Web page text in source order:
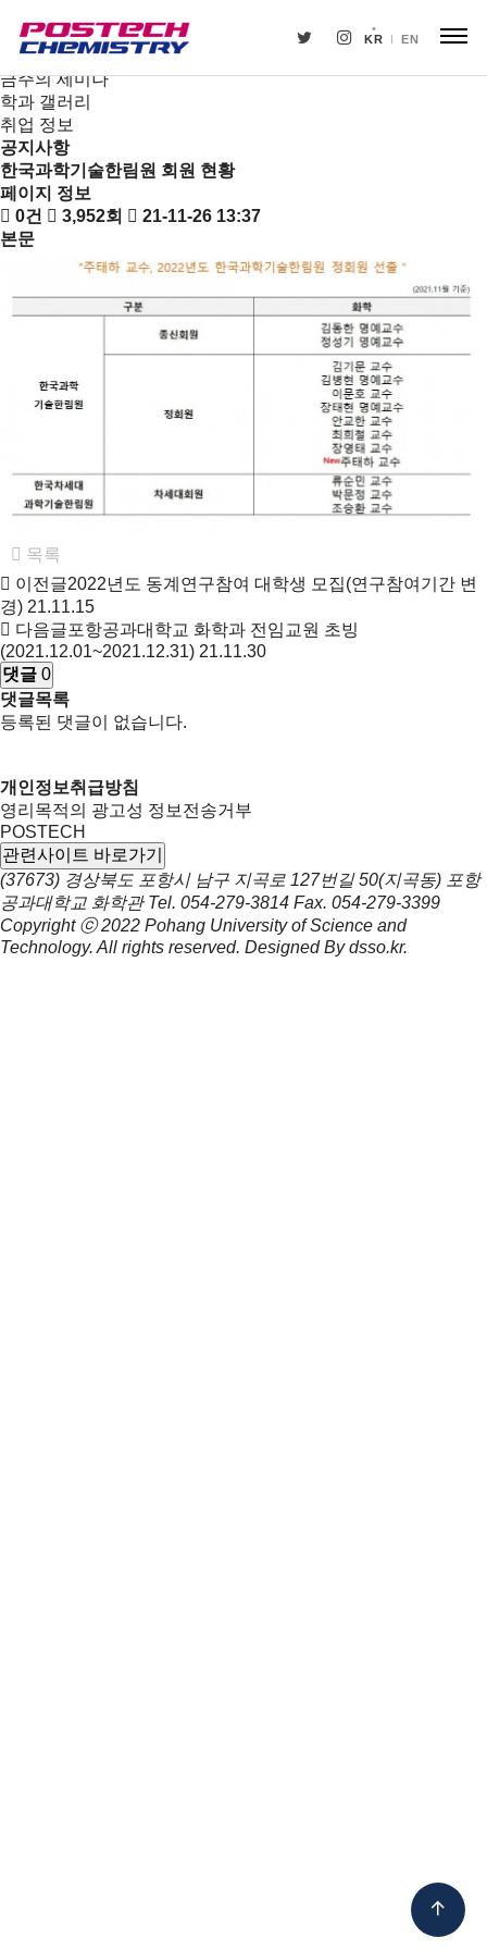
KR EN
뉴스
공지사항
금주의 세미나
학과 갤러리
취업 정보
공지사항
한국과학기술한림원 회원 현황
페이지 정보
0건
3,952회
21-11-26 13:37
본문
목록
이전글2022년도 동계연구참여 대학생 모집(연구참여기간 변
경) 21.11.15
다음글포항공과대학교 화학과 전임교원 초빙
(2021.12.01~2021.12.31) 21.11.30
댓글 0
댓글목록
등록된 댓글이 없습니다.
개인정보취급방침
영리목적의 광고성 정보전송거부
POSTECH
관련사이트 바로가기
(37673) 경상북도 포항시 남구 지곡로 127번길 50(지곡동) 포항
공과대학교 화학관 Tel. 054-279-3814 Fax. 054-279-3399
Copyright ⓒ 2022 Pohang University of Science and
Technology. All rights reserved. Designed Bydsso.kr.